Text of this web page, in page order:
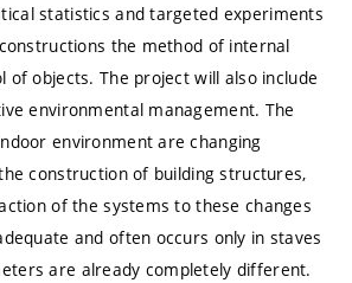
statistics and targeted experiments
the method of internal
of objects. The project will also include
environmental management. The
environment are changing
construction of building structures,
of the systems to these changes
and often occurs only in staves
are already completely different.